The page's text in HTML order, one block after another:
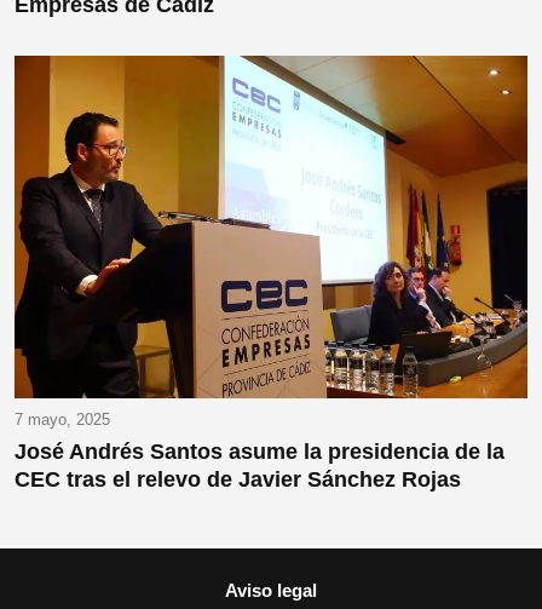
Empresas de Cádiz
7 mayo, 2025
José Andrés Santos asume la presidencia de la
CEC tras el relevo de Javier Sánchez Rojas
Aviso legal